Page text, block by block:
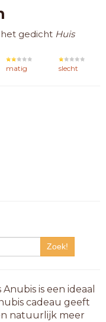
gedicht Huis
matig slecht
is een ideaal
cadeau geeft
natuurlijk meer